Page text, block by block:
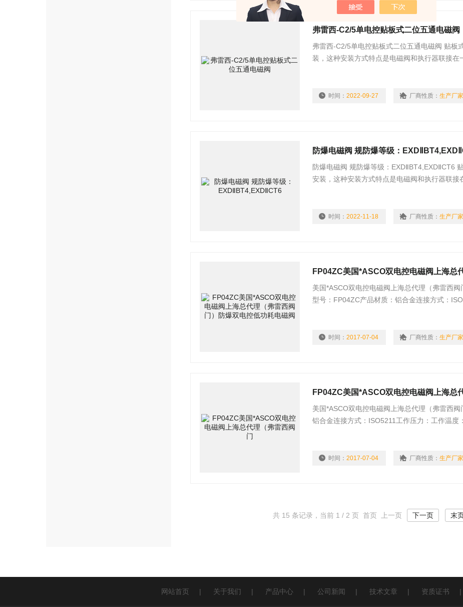
弗雷西-C2/5单电控贴板式二位五通电磁阀
弗雷西-C2/5单电控贴板式二位五通电磁阀 贴板
装，这种安装方式特点是电磁阀和执行器联接
时间：2022-09-27 厂商性质：生产厂家
防爆电磁阀 规防爆等级：
防爆电磁阀 规防爆等级：EXDⅡBT4,EXDⅡCT6
安装，这种安装方式特点是电磁阀和执行器联
时间：2022-11-18 厂商性质：生产厂家
美国*ASCO双电控电磁阀上海总代理（弗雷西
型号：FP04ZC产品材质：铝合金连接方式：
时间：2017-07-04 厂商性质：生产厂家
FP04ZC美国*ASCO双电控电磁阀上海总
美国*ASCO双电控电磁阀上海总代理（弗雷西
铝合金连接方式：ISO5211工作压力：工作温
时间：2017-07-04 厂商性质：生产厂家
共 15 条记录，当前 1 / 2 页 首页 上一页 下一页 末
网站首页 | 关于我们 | 产品中心 | 公司新闻 | 技术文章 | 资质证书 |